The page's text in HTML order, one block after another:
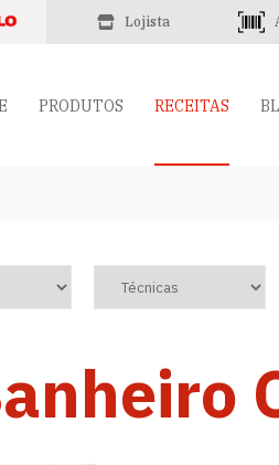
Lojista
PRODUTOS RECEITAS